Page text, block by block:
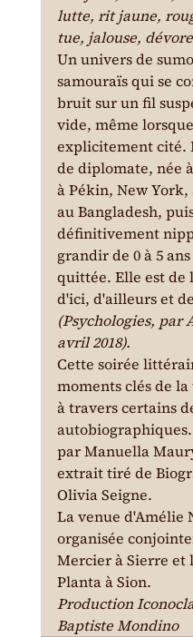
lutte, rit jaune,
tue, jalouse,
Un univers de
samouraïs qui se
bruit sur un fil
vide, même
explicitement cité.
de diplomate, née
à Pékin, New
au Bangladesh,
définitivement
grandir de 0 à 5
quittée. Elle est de
d'ici, d'ailleurs et
(Psychologies, par
avril 2018).
Cette soirée
moments clés de
à travers certains
par Manuella
extrait tiré de
Olivia Seigne.
La venue d'Amélie
organisée
Mercier à Sierre et
Planta à Sion.
Production
Baptiste Mondino